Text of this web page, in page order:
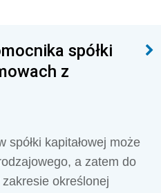
spółki
z
kapitałowej może
a zatem do
określonej